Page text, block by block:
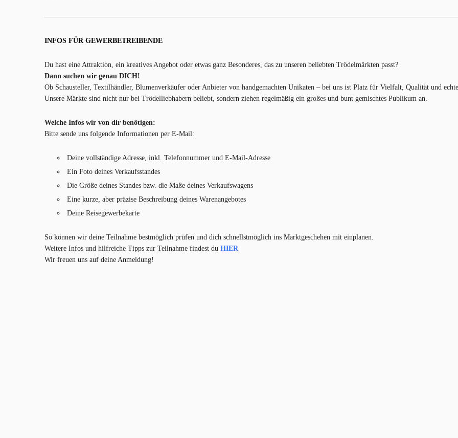
INFOS FÜR GEWERBETREIBENDE
Du hast eine Attraktion, ein kreatives Angebot oder etwas ganz Besonderes, das zu unseren beliebten Trödelmärkten passt?
Dann suchen wir genau DICH!
Ob Schausteller, Textilhändler, Blumenverkäufer oder Anbieter von handgemachten Unikaten – bei uns ist Platz für Vielfalt, Qualität und
Unsere Märkte sind nicht nur bei Trödelliebhabern beliebt, sondern ziehen regelmäßig ein großes und bunt gemischtes Publikum an.
Welche Infos wir von dir benötigen:
Bitte sende uns folgende Informationen per E-Mail:
Deine vollständige Adresse, inkl. Telefonnummer und E-Mail-Adresse
Ein Foto deines Verkaufsstandes
Die Größe deines Standes bzw. die Maße deines Verkaufswagens
Eine kurze, aber präzise Beschreibung deines Warenangebotes
Deine Reisegewerbekarte
So können wir deine Teilnahme bestmöglich prüfen und dich schnellstmöglich ins Marktgeschehen mit einplanen.
Weitere Infos und hilfreiche Tipps zur Teilnahme findest du HIER
Wir freuen uns auf deine Anmeldung!